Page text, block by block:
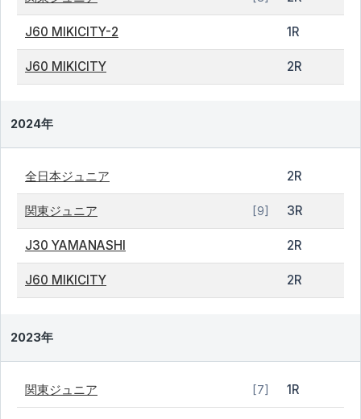
J60 MIKICITY-2 1R
J60 MIKICITY 2R
2024年
全日本ジュニア 2R
関東ジュニア [9] 3R
J30 YAMANASHI 2R
J60 MIKICITY 2R
2023年
関東ジュニア [7] 1R